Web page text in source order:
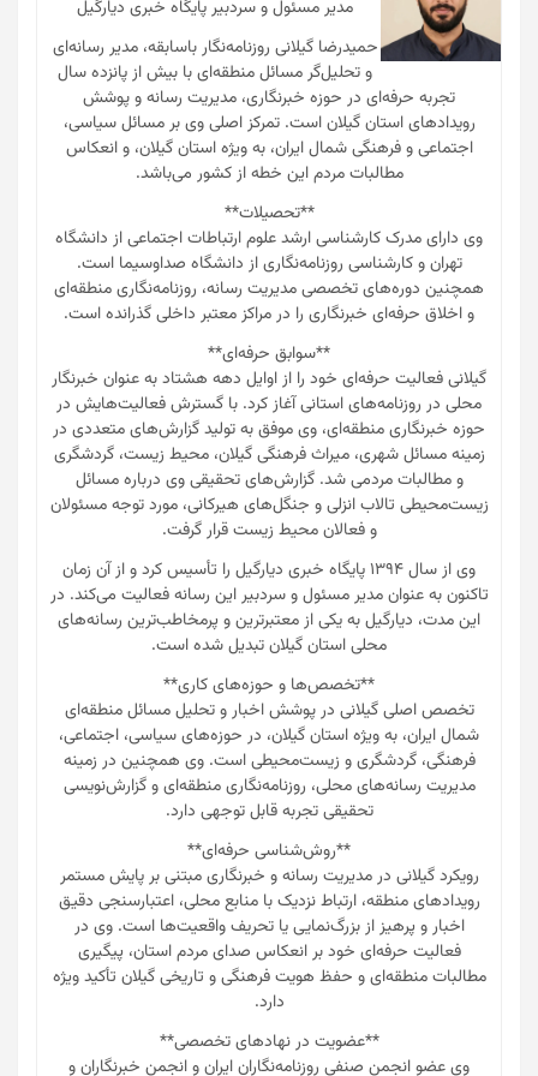
حمید رضا گیلانی
**حمیدرضا گیلانی**
مدیر مسئول و سردبیر پایگاه خبری دیارگیل
حمیدرضا گیلانی روزنامه‌نگار باسابقه، مدیر رسانه‌ای
و تحلیل‌گر مسائل منطقه‌ای با بیش از پانزده سال
تجربه حرفه‌ای در حوزه خبرنگاری، مدیریت رسانه و پوشش
رویدادهای استان گیلان است. تمرکز اصلی وی بر مسائل سیاسی،
اجتماعی و فرهنگی شمال ایران، به ویژه استان گیلان، و انعکاس
مطالبات مردم این خطه از کشور می‌باشد.
**تحصیلات**
وی دارای مدرک کارشناسی ارشد علوم ارتباطات اجتماعی از دانشگاه
تهران و کارشناسی روزنامه‌نگاری از دانشگاه صداوسیما است.
همچنین دوره‌های تخصصی مدیریت رسانه، روزنامه‌نگاری منطقه‌ای
و اخلاق حرفه‌ای خبرنگاری را در مراکز معتبر داخلی گذرانده است.
**سوابق حرفه‌ای**
گیلانی فعالیت حرفه‌ای خود را از اوایل دهه هشتاد به عنوان خبرنگار
محلی در روزنامه‌های استانی آغاز کرد. با گسترش فعالیت‌هایش در
حوزه خبرنگاری منطقه‌ای، وی موفق به تولید گزارش‌های متعددی در
زمینه مسائل شهری، میراث فرهنگی گیلان، محیط زیست، گردشگری
و مطالبات مردمی شد. گزارش‌های تحقیقی وی درباره مسائل
زیست‌محیطی تالاب انزلی و جنگل‌های هیرکانی، مورد توجه مسئولان
و فعالان محیط زیست قرار گرفت.
وی از سال ۱۳۹۴ پایگاه خبری دیارگیل را تأسیس کرد و از آن زمان
تاکنون به عنوان مدیر مسئول و سردبیر این رسانه فعالیت می‌کند. در
این مدت، دیارگیل به یکی از معتبرترین و پرمخاطب‌ترین رسانه‌های
محلی استان گیلان تبدیل شده است.
**تخصص‌ها و حوزه‌های کاری**